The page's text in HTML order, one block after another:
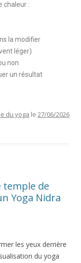
chaleur :
la modifier
léger)
non
un résultat
du yoga le 27/06/2026
temple de
Yoga Nidra
les yeux derrière
du yoga